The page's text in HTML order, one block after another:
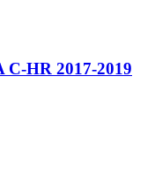
HR 2017-2019